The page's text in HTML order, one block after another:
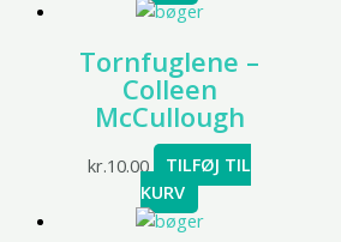
Tornfuglene –
Colleen
McCullough
kr.10.00
TILFØJ TIL
KURV